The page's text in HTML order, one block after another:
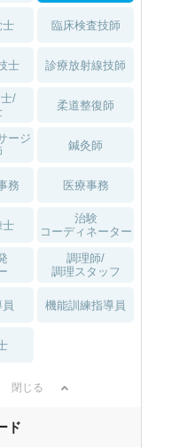
士 臨床検査技師
士 診療放射線技師
/
柔道整復師
ージ
鍼灸師
務 医療事務
士
治験
コーディネーター
調理師/
調理スタッフ
機能訓練指導員
閉じる
ド